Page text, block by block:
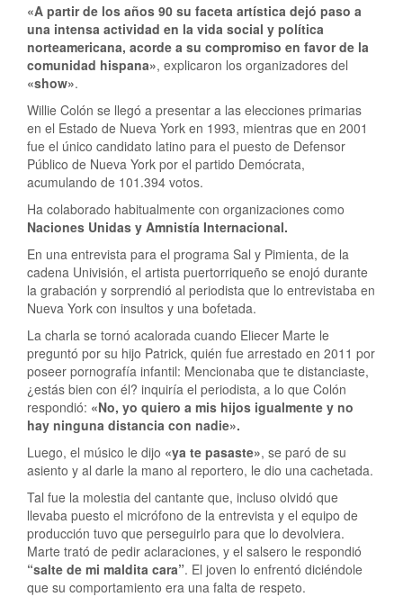
«A partir de los años 90 su faceta artística dejó paso a
una intensa actividad en la vida social y política
norteamericana, acorde a su compromiso en favor de la
comunidad hispana», explicaron los organizadores del
«show».
Willie Colón se llegó a presentar a las elecciones primarias
en el Estado de Nueva York en 1993, mientras que en 2001
fue el único candidato latino para el puesto de Defensor
Público de Nueva York por el partido Demócrata,
acumulando de 101.394 votos.
Ha colaborado habitualmente con organizaciones como
Naciones Unidas y Amnistía Internacional.
En una entrevista para el programa Sal y Pimienta, de la
cadena Univisión, el artista puertorriqueño se enojó durante
la grabación y sorprendió al periodista que lo entrevistaba en
Nueva York con insultos y una bofetada.
La charla se tornó acalorada cuando Eliecer Marte le
preguntó por su hijo Patrick, quién fue arrestado en 2011 por
poseer pornografía infantil: Mencionaba que te distanciaste,
¿estás bien con él? inquiría el periodista, a lo que Colón
respondió: «No, yo quiero a mis hijos igualmente y no
hay ninguna distancia con nadie».
Luego, el músico le dijo «ya te pasaste», se paró de su
asiento y al darle la mano al reportero, le dio una cachetada.
Tal fue la molestia del cantante que, incluso olvidó que
llevaba puesto el micrófono de la entrevista y el equipo de
producción tuvo que perseguirlo para que lo devolviera.
Marte trató de pedir aclaraciones, y el salsero le respondió
“salte de mi maldita cara”. El joven lo enfrentó diciéndole
que su comportamiento era una falta de respeto.